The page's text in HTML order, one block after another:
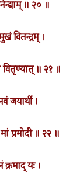
॥ २० ॥
वितन्द्रम् ।
वितृण्यात् ॥ २१ ॥
जयार्थी ।
प्रमोदी ॥ २२ ॥
क्रमाद् यः ।